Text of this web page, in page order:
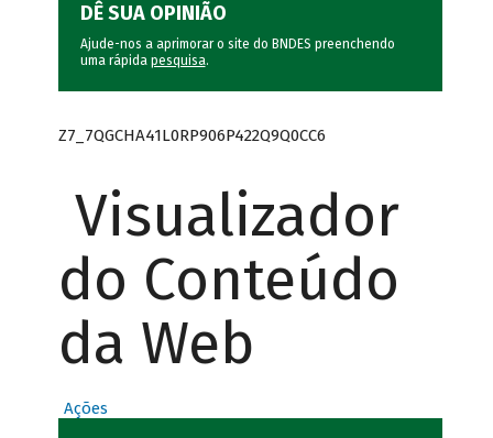
DÊ SUA OPINIÃO
Ajude-nos a aprimorar o site do BNDES preenchendo
uma rápida pesquisa.
Z7_7QGCHA41L0RP906P422Q9Q0CC6
Visualizador
do Conteúdo
da Web
Ações